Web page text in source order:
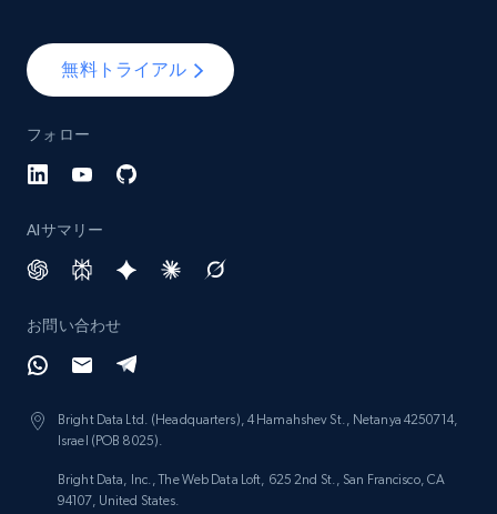
無料トライアル
フォロー
AIサマリー
お問い合わせ
Bright Data Ltd. (Headquarters), 4 Hamahshev St., Netanya 4250714,
Israel (POB 8025).
Bright Data, Inc., The Web Data Loft, 625 2nd St., San Francisco, CA
94107, United States.